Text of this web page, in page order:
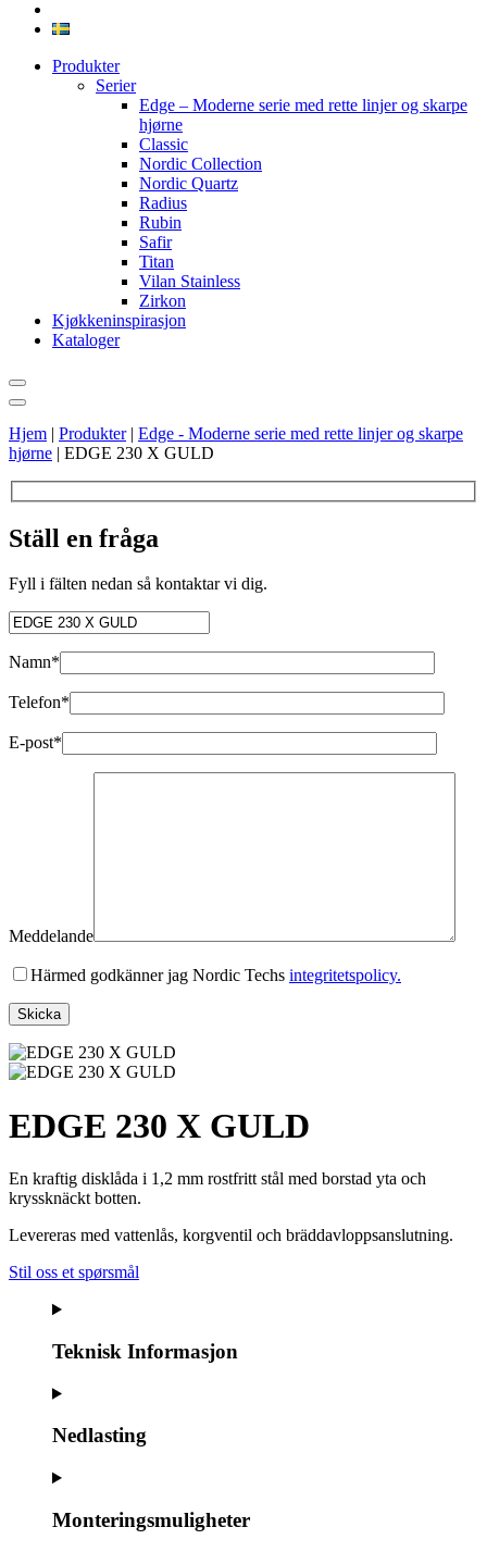
Produkter
Serier
Edge – Moderne serie med rette linjer og skarpe
hjørne
Classic
Nordic Collection
Nordic Quartz
Radius
Rubin
Safir
Titan
Vilan Stainless
Zirkon
Kjøkkeninspirasjon
Kataloger
Hjem | Produkter| Edge - Moderne serie med rette linjer og skarpe
hjørne | EDGE 230 X GULD
Ställ en fråga
Fyll i fälten nedan så kontaktar vi dig.
Namn*
Telefon*
E-post*
Meddelande
Härmed godkänner jag Nordic Techs integritetspolicy.
EDGE 230 X GULD
En kraftig disklåda i 1,2 mm rostfritt stål med borstad yta och
kryssknäckt botten.
Levereras med vattenlås, korgventil och bräddavloppsanslutning.
Stil oss et spørsmål
Teknisk Informasjon
Nedlasting
Monteringsmuligheter